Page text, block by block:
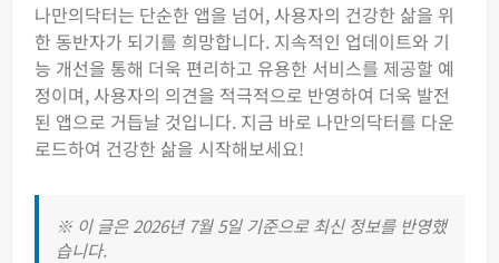
나만의닥터는 단순한 앱을 넘어, 사용자의 건강한 삶을 위
한 동반자가 되기를 희망합니다. 지속적인 업데이트와 기
능 개선을 통해 더욱 편리하고 유용한 서비스를 제공할 예
정이며, 사용자의 의견을 적극적으로 반영하여 더욱 발전
된 앱으로 거듭날 것입니다. 지금 바로 나만의닥터를 다운
로드하여 건강한 삶을 시작해보세요!
※ 이 글은 2026년 7월 5일 기준으로 최신 정보를 반영했
습니다.